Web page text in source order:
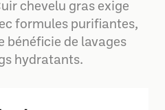
chevelu gras exige
formules purifiantes,
bénéficie de lavages
hydratants.